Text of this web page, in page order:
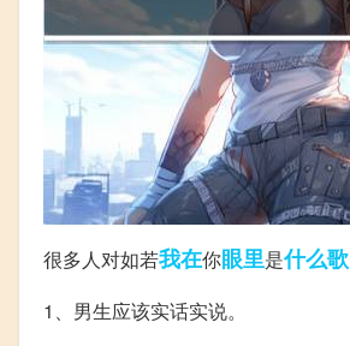
很多人对如若我在你眼里是什么歌
1、男生应该实话实说。